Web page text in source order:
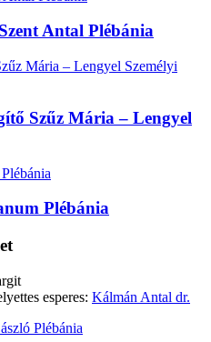
Antal Plébánia
Szűz Mária – Lengyel
Plébánia
esperes: Kálmán Antal dr.